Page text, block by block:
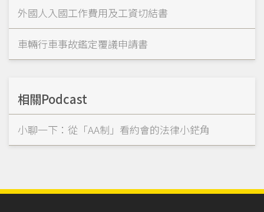
外國人入國工作費用及工資切結書
車輛行車事故鑑定覆議申請書
相關Podcast
小聊一下：從「AA制」看約會的法律小鋩角